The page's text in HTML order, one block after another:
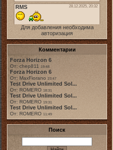
Для добавления необходима
авторизация
Комментарии
Forza Horizon 6
От: chep811 19:48
Forza Horizon 6
От: MaxFiorano 23:47
Test Drive Unlimited Sol...
От: ROMERO 18:31
Test Drive Unlimited Sol...
От: ROMERO 19:31
Test Drive Unlimited Sol...
От: ROMERO 11:49
Поиск